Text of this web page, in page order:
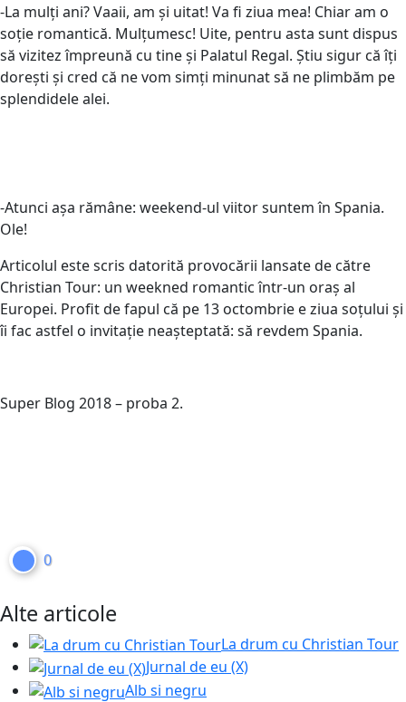
-La mulți ani? Vaaii, am și uitat! Va fi ziua mea! Chiar am o
soție romantică. Mulțumesc! Uite, pentru asta sunt dispus
să vizitez împreună cu tine și Palatul Regal. Știu sigur că îți
dorești și cred că ne vom simți minunat să ne plimbăm pe
splendidele alei.
-Atunci așa rămâne: weekend-ul viitor suntem în Spania.
Ole!
Articolul este scris datorită provocării lansate de către
Christian Tour: un weekned romantic într-un oraș al
Europei. Profit de fapul că pe 13 octombrie e ziua soțului și
îi fac astfel o invitație neașteptată: să revdem Spania.
Super Blog 2018 – proba 2.
0
Alte articole
La drum cu Christian Tour
Jurnal de eu (X)
Alb si negru